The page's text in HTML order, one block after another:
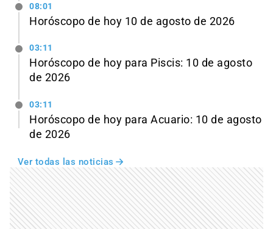
08:01
Horóscopo de hoy 10 de agosto de 2026
03:11
Horóscopo de hoy para Piscis: 10 de agosto
de 2026
03:11
Horóscopo de hoy para Acuario: 10 de agosto
de 2026
Ver todas las noticias